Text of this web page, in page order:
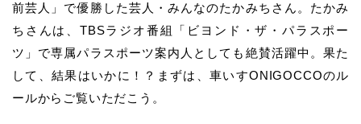
前芸人」で優勝した芸人・みんなのたかみちさん。たかみ
ちさんは、TBSラジオ番組「ビヨンド・ザ・パラスポー
ツ」で専属パラスポーツ案内人としても絶賛活躍中。果た
して、結果はいかに！？まずは、車いすONIGOCCOのル
ールからご覧いただこう。